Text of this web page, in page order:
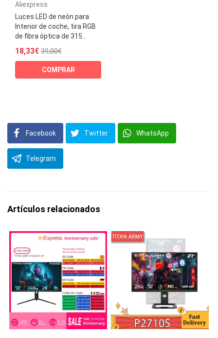
Aliexpress
Luces LED de neón para
Interior de coche, tira RGB
de fibra óptica de 315...
18,33€ 39,00€
COMPRAR
Facebook Twitter WhatsApp
Telegram
Artículos relacionados